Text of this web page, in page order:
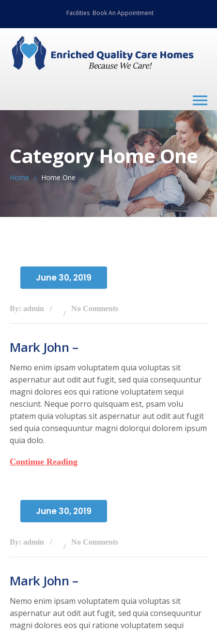
Facilities Book An Appointment
Category Home One
Home Home One
June 30, 2019
By: admin No Comments
Mark John –
Nemo enim ipsam voluptatem quia voluptas sit
aspernatur aut odit aut fugit, sed quia consequuntur
magni dolores eos qui ratione voluptatem sequi
nesciunt. Neque porro quisquam est, psam volu
ptatem quia voluptas sit aspernatur aut odit aut fugit
sed quia consequuntur magni dolorqui dolorem ipsum
quia dolo.
Continue Reading
June 30, 2019
By: admin No Comments
Mark John –
Nemo enim ipsam voluptatem quia voluptas sit
aspernatur aut odit aut fugit, sed quia consequuntur
magni dolores eos qui ratione voluptatem sequi